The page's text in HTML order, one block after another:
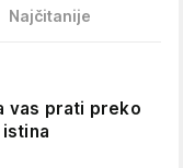
Najčitanije
vas prati preko